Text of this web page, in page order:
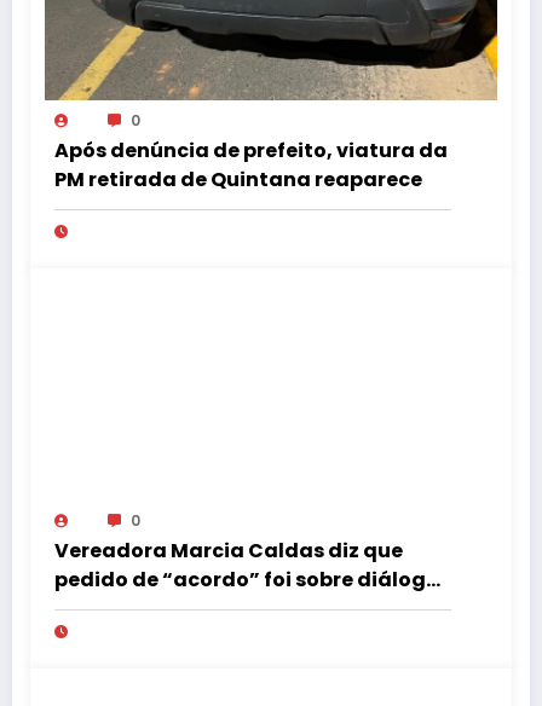
0
Após denúncia de prefeito, viatura da
PM retirada de Quintana reaparece
0
Vereadora Marcia Caldas diz que
pedido de “acordo” foi sobre diálogo
institucional